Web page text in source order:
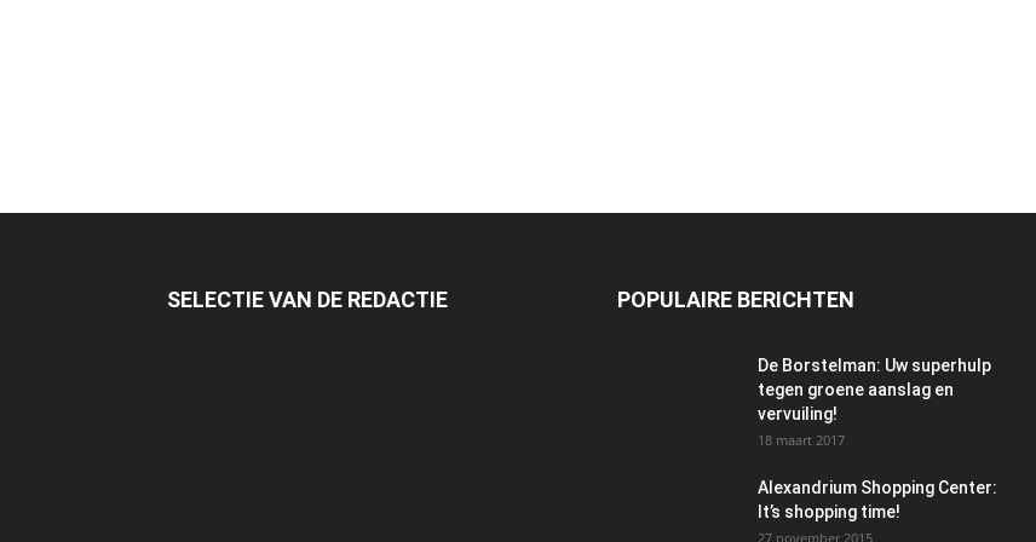
SELECTIE VAN DE REDACTIE POPULAIRE BERICHTEN
De Borstelman: Uw superhulp
tegen groene aanslag en
vervuiling!
18 maart 2017
Alexandrium Shopping Center:
It’s shopping time!
27 november 2015